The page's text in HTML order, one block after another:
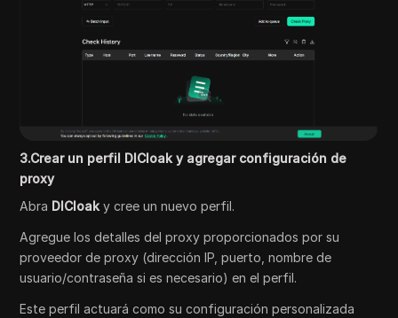
3.Crear un perfil DICloak y agregar configuración de
proxy
Abra DICloak y cree un nuevo perfil.
Agregue los detalles del proxy proporcionados por su
proveedor de proxy (dirección IP, puerto, nombre de
usuario/contraseña si es necesario) en el perfil.
Este perfil actuará como su configuración personalizada